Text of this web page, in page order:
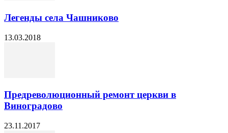
Легенды села Чашниково
13.03.2018
Предреволюционный ремонт церкви в
Виноградово
23.11.2017